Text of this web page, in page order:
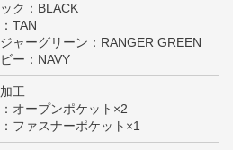
ク：BLACK
TAN
ャーグリーン：RANGER GREEN
ー：NAVY
工
オープンポケット×2
ファスナーポケット×1